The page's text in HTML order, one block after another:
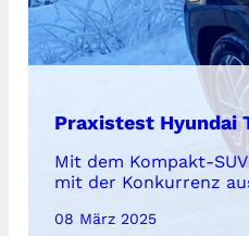
Praxistest Hyundai
Mit dem Kompakt-
mit der Konkurrenz
08 März 2025